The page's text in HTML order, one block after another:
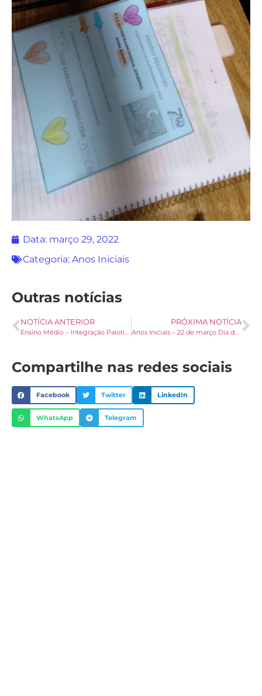
Data: março 29, 2022
Categoria: Anos Iniciais
Outras notícias
NOTÍCIA ANTERIOR PRÓXIMA NOTÍCIA
Anos Iniciais – 22 de março Dia da Oração Palotina
Compartilhe nas redes sociais
Facebook Twitter LinkedIn
WhatsApp Telegram